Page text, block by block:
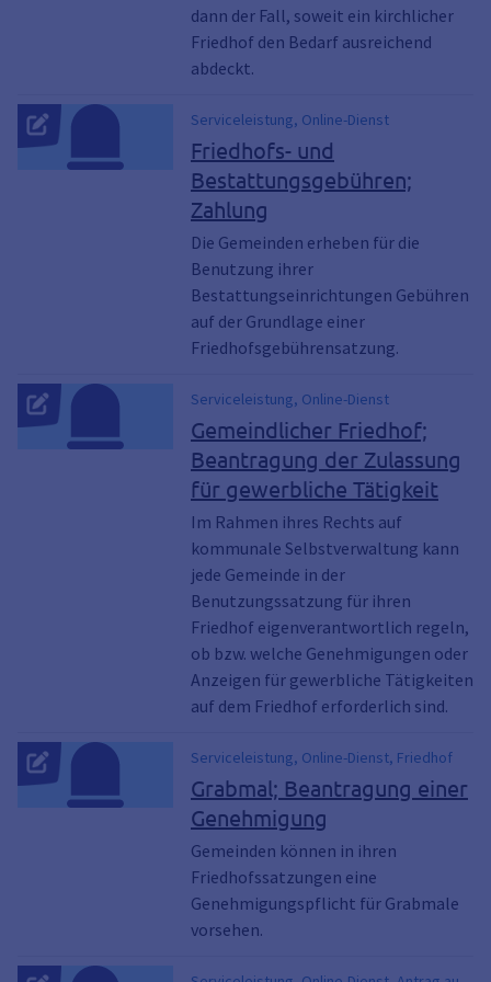
dann der Fall, soweit ein kirchlicher
Friedhof den Bedarf ausreichend
abdeckt.
Serviceleistung, Online-Dienst
Friedhofs- und
Bestattungsgebühren;
Zahlung
Die Gemeinden erheben für die
Benutzung ihrer
Bestattungseinrichtungen Gebühren
auf der Grundlage einer
Friedhofsgebührensatzung.
Serviceleistung, Online-Dienst
Gemeindlicher Friedhof;
Beantragung der Zulassung
für gewerbliche Tätigkeit
Im Rahmen ihres Rechts auf
kommunale Selbstverwaltung kann
jede Gemeinde in der
Benutzungssatzung für ihren
Friedhof eigenverantwortlich regeln,
ob bzw. welche Genehmigungen oder
Anzeigen für gewerbliche Tätigkeiten
auf dem Friedhof erforderlich sind.
Serviceleistung, Online-Dienst, Friedhof
Grabmal; Beantragung einer
Genehmigung
Gemeinden können in ihren
Friedhofssatzungen eine
Genehmigungspflicht für Grabmale
vorsehen.